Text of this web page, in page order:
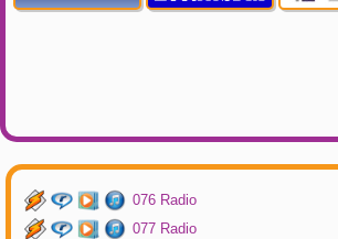
076 Radio
077 Radio